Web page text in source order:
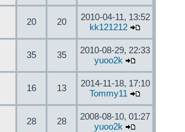
20 20
2010-04-11, 13:52
kk121212
35 35
2010-08-29, 22:33
yuoo2k
16 13
2014-11-18, 17:10
Tommy11
28 28
2008-08-10, 01:27
yuoo2k